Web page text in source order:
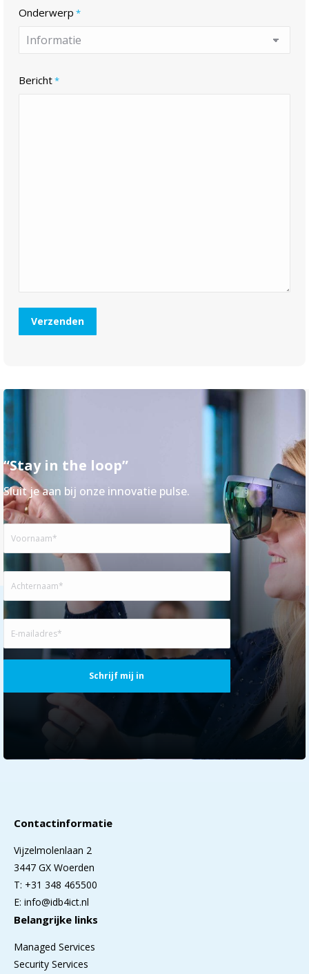
Onderwerp *
Bericht*
“Stay in the loop”
Sluit je aan bij onze innovatie pulse.
mailadres
(Vereist)
Contactinformatie
Vijzelmolenlaan 2
3447 GX Woerden
T: +31 348 465500
E: info@idb4ict.nl
Belangrijke links
Managed Services
Security Services